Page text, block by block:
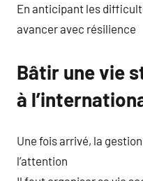
En anticipant les
avancer avec résilience
Bâtir une vie
à
Une fois arrivé, la
l’attention